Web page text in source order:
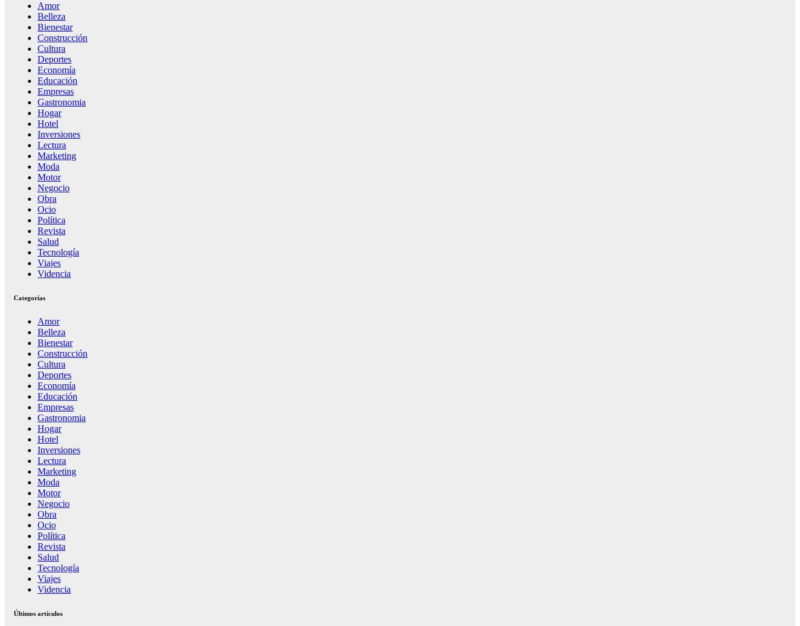
Amor
Belleza
Bienestar
Construcción
Cultura
Deportes
Economía
Educación
Empresas
Gastronomia
Hogar
Hotel
Inversiones
Lectura
Marketing
Moda
Motor
Negocio
Obra
Ocio
Política
Revista
Salud
Tecnología
Viajes
Videncia
Categorías
Amor
Belleza
Bienestar
Construcción
Cultura
Deportes
Economía
Educación
Empresas
Gastronomia
Hogar
Hotel
Inversiones
Lectura
Marketing
Moda
Motor
Negocio
Obra
Ocio
Política
Revista
Salud
Tecnología
Viajes
Videncia
Últimos artículos